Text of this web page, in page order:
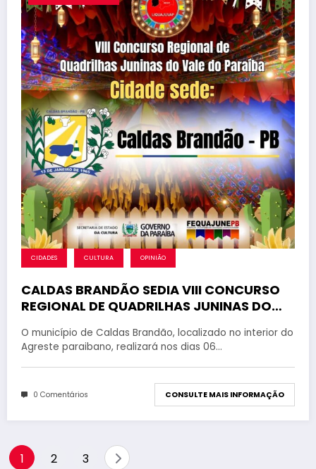
CIDADES CULTURA OPINIÃO
CALDAS BRANDÃO SEDIA VIII CONCURSO
REGIONAL DE QUADRILHAS JUNINAS DO
O município de Caldas Brandão, localizado no interior do
Agreste paraibano, realizará nos dias 06…
0 Comentários CONSULTE MAIS INFORMAÇÃO
Paginação
1 2 3